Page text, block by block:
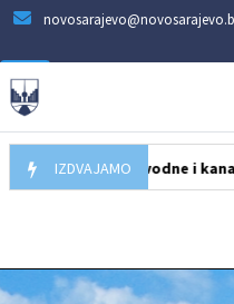
IZDVAJAMO
vodovodne i